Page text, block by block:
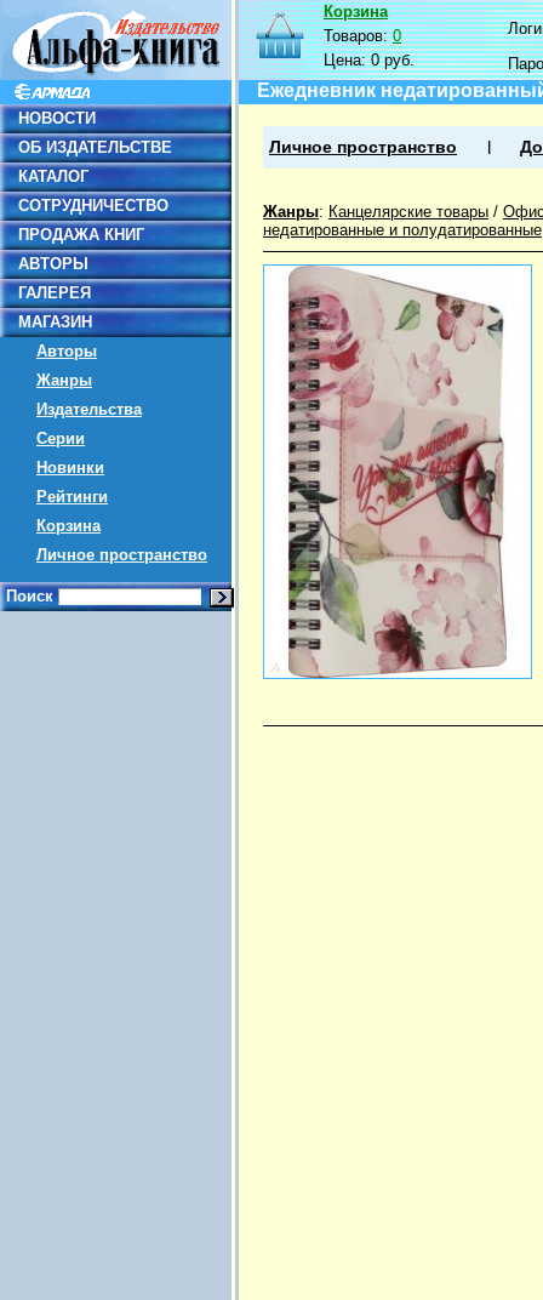
НОВОСТИ
ОБ ИЗДАТЕЛЬСТВЕ
КАТАЛОГ
СОТРУДНИЧЕСТВО
ПРОДАЖА КНИГ
АВТОРЫ
ГАЛЕРЕЯ
МАГАЗИН
Авторы
Жанры
Издательства
Серии
Новинки
Рейтинги
Корзина
Личное пространство
Поиск
Корзина
Товаров:0
Цена:0 руб.
Ежедневник
Личное пространство
Жанры: Канцелярские товары /
недатированные и полудатированные